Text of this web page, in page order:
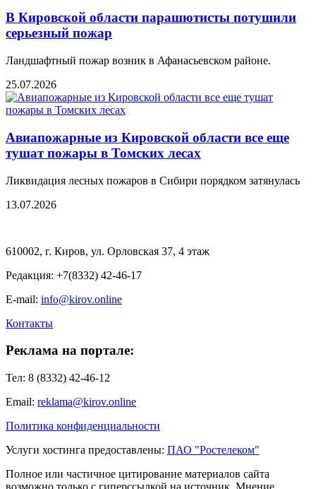
В Кировской области парашютисты потушили
серьезный пожар
Ландшафтный пожар возник в Афанасьевском районе.
25.07.2026
Авиапожарные из Кировской области все еще
тушат пожары в Томских лесах
Ликвидация лесных пожаров в Сибири порядком затянулась
13.07.2026
610002, г. Киров, ул. Орловская 37, 4 этаж
Редакция: +7(8332) 42-46-17
E-mail: info@kirov.online
Контакты
Реклама на портале:
Тел: 8 (8332) 42-46-12
Email: reklama@kirov.online
Политика конфиденциальности
Услуги хостинга предоставлены: ПАО "Ростелеком"
Полное или частичное цитирование материалов сайта
возможно только с гиперссылкой на источник. Мнение